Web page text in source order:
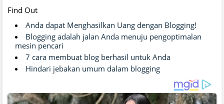
Find Out
Anda dapat Menghasilkan Uang dengan Blogging!
Blogging adalah jalan Anda menuju pengoptimalan
mesin pencari
7 cara membuat blog berhasil untuk Anda
Hindari jebakan umum dalam blogging